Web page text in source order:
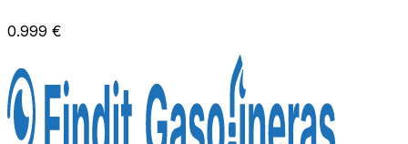
0.999 €